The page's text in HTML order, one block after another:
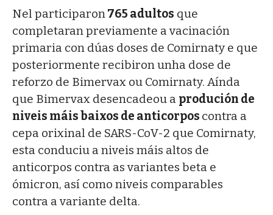
Nel participaron765 adultos que
completaran previamente a vacinación
primaria con dúas doses de Comirnaty e que
posteriormente recibiron unha dose de
reforzo de Bimervax ou Comirnaty. Aínda
que Bimervax desencadeou a produción de
niveis máis baixos de anticorpos contra a
cepa orixinal de SARS-CoV-2 que Comirnaty,
esta conduciu a niveis máis altos de
anticorpos contra as variantes beta e
ómicron, así como niveis comparables
contra a variante delta.